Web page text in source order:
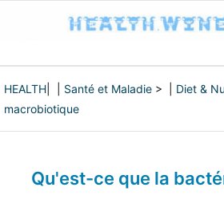
HEALTH Santé et Maladie > | Diet &
macrobiotique
Qu'est-ce que la